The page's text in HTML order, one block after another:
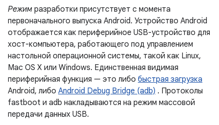
Режим разработки присутствует с момента
первоначального выпуска Android. Устройство Android
отображается как периферийное USB-устройство для
хост-компьютера, работающего под управлением
настольной операционной системы, такой как Linux,
Mac OS X или Windows. Единственная видимая
периферийная функция — это либо быстрая загрузка
Android, либо Android Debug Bridge (adb) . Протоколы
fastboot и adb накладываются на режим массовой
передачи данных USB.